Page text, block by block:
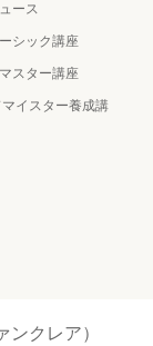
ース
シック講座
スター講座
イスター養成講
クレア）